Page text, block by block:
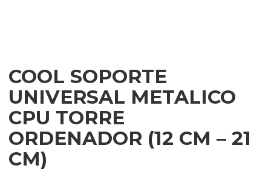
COOL SOPORTE
UNIVERSAL METALICO
CPU TORRE
ORDENADOR (12 CM – 21
CM)